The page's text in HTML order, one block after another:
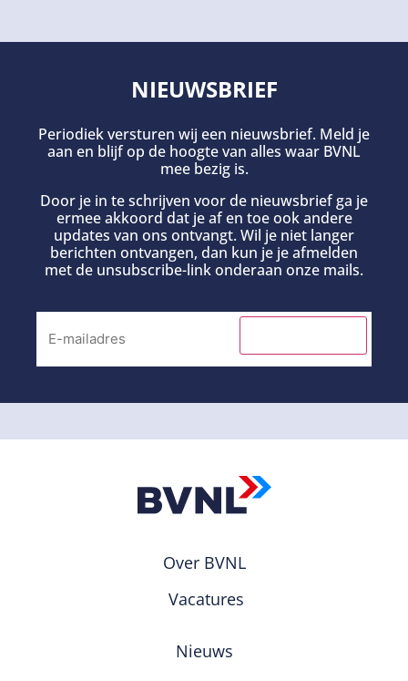
NIEUWSBRIEF
Periodiek versturen wij een nieuwsbrief. Meld je
aan en blijf op de hoogte van alles waar BVNL
mee bezig is.
Door je in te schrijven voor de nieuwsbrief ga je
ermee akkoord dat je af en toe ook andere
updates van ons ontvangt. Wil je niet langer
berichten ontvangen, dan kun je je afmelden
met de unsubscribe-link onderaan onze mails.
Over BVNL
Vacatures
Nieuws